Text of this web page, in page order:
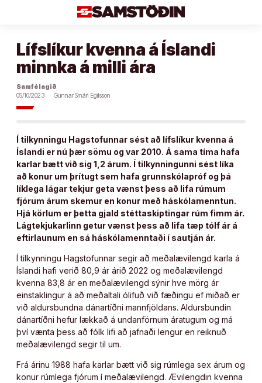
Lífslíkur kvenna á Íslandi
minnka á milli ára
Samfélagið
05/10/2023
Gunnar Smári Egilsson
Í tilkynningu Hagstofunnar sést að lífslíkur kvenna á
Íslandi er nú þær sömu og var 2010. Á sama tíma hafa
karlar bætt við sig 1,2 árum. Í tilkynningunni sést líka
að konur um þrítugt sem hafa grunnskólapróf og þá
líklega lágar tekjur geta vænst þess að lifa rúmum
fjórum árum skemur en konur með háskólamenntun.
Hjá körlum er þetta gjald stéttaskiptingar rúm fimm ár.
Lágtekjukarlinn getur vænst þess að lifa tæp tólf ár á
eftirlaunum en sá háskólamenntaði í sautján ár.
Í tilkynningu Hagstofunnar segir að meðalævilengd karla á
Íslandi hafi verið 80,9 ár árið 2022 og meðalævilengd
kvenna 83,8 ár en meðalævilengd sýnir hve mörg ár
einstaklingur á að meðaltali ólifuð við fæðingu ef miðað er
við aldursbundna dánartíðni mannfjöldans. Aldursbundin
dánartíðni hefur lækkað á undanförnum áratugum og má
því vænta þess að fólk lifi að jafnaði lengur en reiknuð
meðalævilengd segir til um.
Frá árinu 1988 hafa karlar bætt við sig rúmlega sex árum og
konur rúmlega fjórum í meðalævilengd. Ævilengdin kvenna